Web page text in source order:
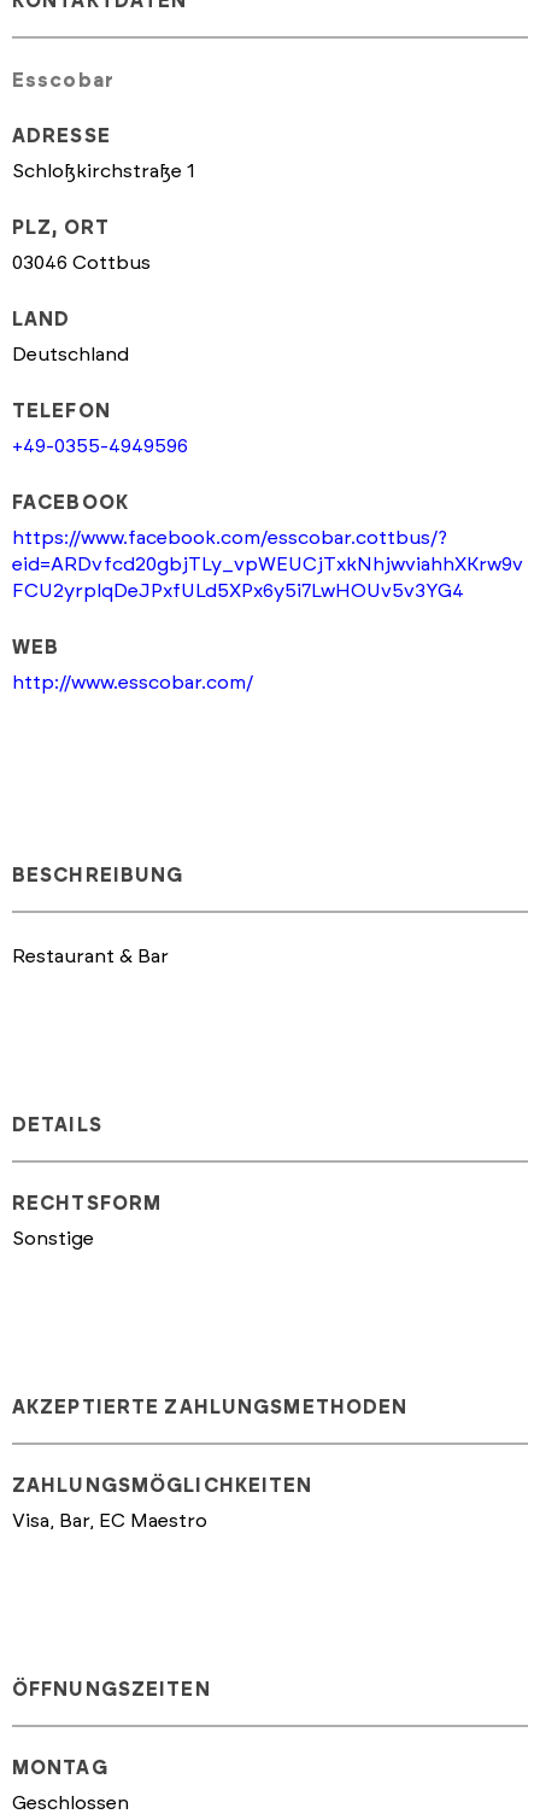
Esscobar
ADRESSE
Schloßkirchstraße 1
PLZ, ORT
03046 Cottbus
LAND
Deutschland
TELEFON
+49-0355-4949596
FACEBOOK
https://www.facebook.com/esscobar.cottbus/?
eid=ARDvfcd20gbjTLy_vpWEUCjTxkNhjwviahhXKrw9v
FCU2yrplqDeJPxfULd5XPx6y5i7LwHOUv5v3YG4
WEB
http://www.esscobar.com/
BESCHREIBUNG
Restaurant & Bar
DETAILS
RECHTSFORM
Sonstige
AKZEPTIERTE ZAHLUNGSMETHODEN
ZAHLUNGSMÖGLICHKEITEN
Visa, Bar, EC Maestro
ÖFFNUNGSZEITEN
MONTAG
Geschlossen